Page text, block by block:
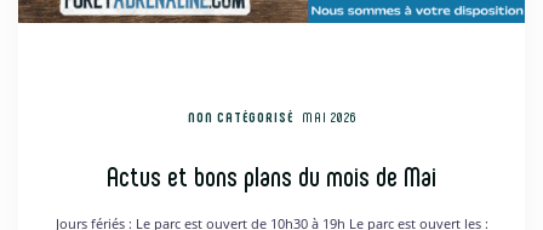
NON CATÉGORISÉ MAI 2026
Actus et bons plans du mois de Mai
Jours fériés : Le parc est ouvert de 10h30 à 19h Le parc est ouvert les :